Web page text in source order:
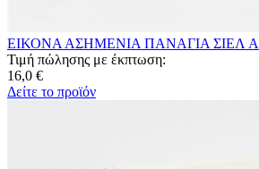
ΕΙΚΟΝΑ ΑΣΗΜΕΝΙΑ ΠΑΝΑΓΙΑ ΣΙΕΛ
Τιμή πώλησης με έκπτωση:
16,0 €
Δείτε το προϊόν